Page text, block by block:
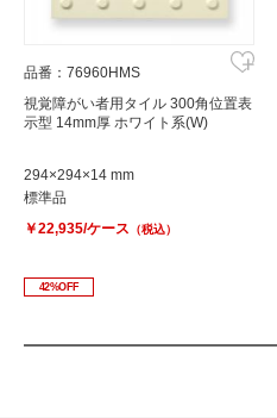
品番：76960HMS
視覚障がい者用タイル 300角位置表
示型 14mm厚 ホワイト系(W)
294×294×14 mm
標準品
￥22,935/ケース （税込）
42%OFF